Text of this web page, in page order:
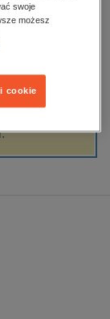
swoje
możesz
cookie